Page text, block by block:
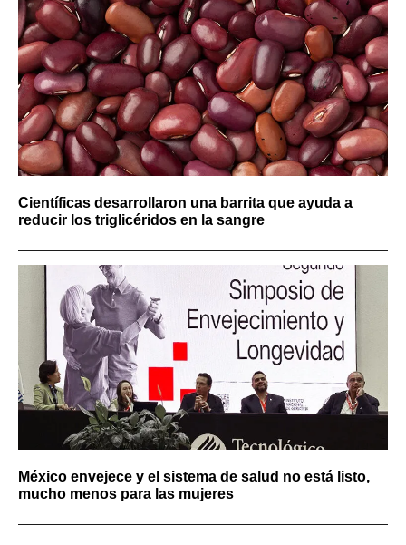
Científicas desarrollaron una barrita que ayuda a
reducir los triglicéridos en la sangre
México envejece y el sistema de salud no está listo,
mucho menos para las mujeres